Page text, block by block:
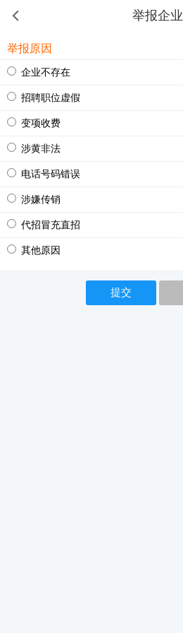
举报企业
举报原因
企业不存在
招聘职位虚假
变项收费
涉黄非法
电话号码错误
涉嫌传销
代招冒充直招
其他原因
提交